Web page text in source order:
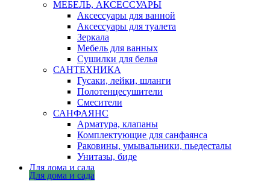
МЕБЕЛЬ, АКСЕССУАРЫ
Аксессуары для ванной
Аксессуары для туалета
Зеркала
Мебель для ванных
Сушилки для белья
САНТЕХНИКА
Гусаки, лейки, шланги
Полотенцесушители
Смесители
САНФАЯНС
Арматура, клапаны
Комплектующие для санфаянса
Раковины, умывальники, пьедесталы
Унитазы, биде
Для дома и сада
Для дома и сада